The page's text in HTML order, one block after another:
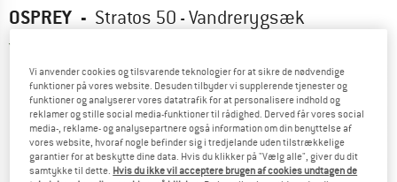
OSPREY - Stratos 50 - Vandrerygsæk
Vi anvender cookies og tilsvarende teknologier for at sikre de nødvendige
funktioner på vores website. Desuden tilbyder vi supplerende tjenester og
funktioner og analyserer vores datatrafik for at personalisere indhold og
reklamer og stille social media-funktioner til rådighed. Derved får vores social
media-, reklame- og analysepartnere også information om din benyttelse af
vores website, hvoraf nogle befinder sig i tredjelande uden tilstrækkelige
garantier for at beskytte dine data. Hvis du klikker på "Vælg alle", giver du dit
samtykke til dette. Hvis du ikke vil acceptere brugen af cookies undtagen de